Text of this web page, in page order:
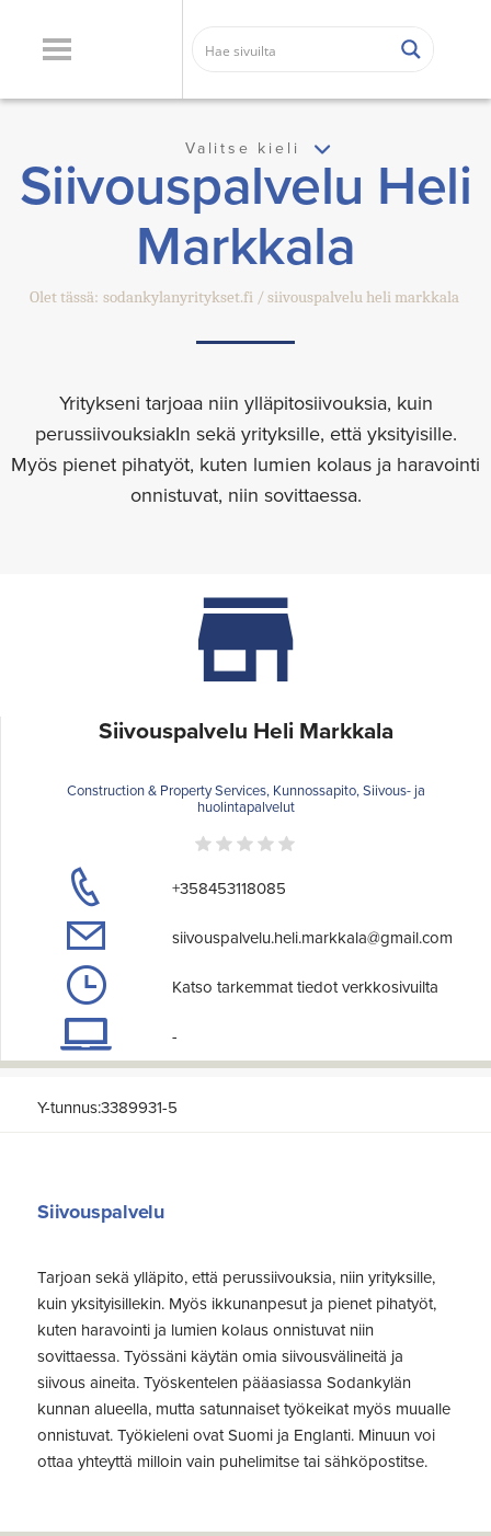
Valitse kieli
Siivouspalvelu Heli
Markkala
Olet tässä: sodankylanyritykset.fi siivouspalvelu heli markkala
Yritykseni tarjoaa niin ylläpitosiivouksia, kuin
perussiivouksiakIn sekä yrityksille, että yksityisille.
Myös pienet pihatyöt, kuten lumien kolaus ja haravointi
onnistuvat, niin sovittaessa.
Siivouspalvelu Heli Markkala
Construction & Property Services, Kunnossapito, Siivous- ja
huolintapalvelut
+358453118085
siivouspalvelu.heli.markkala@gmail.com
Katso tarkemmat tiedot verkkosivuilta
-
Y-tunnus:3389931-5
Siivouspalvelu
Tarjoan sekä ylläpito, että perussiivouksia, niin yrityksille,
kuin yksityisillekin. Myös ikkunanpesut ja pienet pihatyöt,
kuten haravointi ja lumien kolaus onnistuvat niin
sovittaessa. Työssäni käytän omia siivousvälineitä ja
siivous aineita. Työskentelen pääasiassa Sodankylän
kunnan alueella, mutta satunnaiset työkeikat myös muualle
onnistuvat. Työkieleni ovat Suomi ja Englanti. Minuun voi
ottaa yhteyttä milloin vain puhelimitse tai sähköpostitse.